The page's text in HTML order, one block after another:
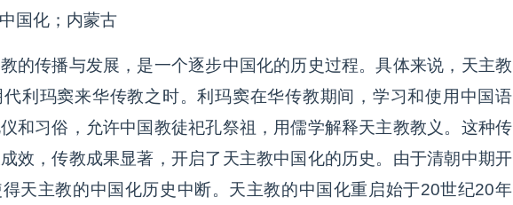
国化；内蒙古
的传播与发展，是一个逐步中国化的历史过程。具体来说，天主教
利玛窦来华传教之时。利玛窦在华传教期间，学习和使用中国语
和习俗，允许中国教徒祀孔祭祖，用儒学解释天主教教义。这种传
效，传教成果显著，开启了天主教中国化的历史。由于清朝中期开
天主教的中国化历史中断。天主教的中国化重启始于20世纪20年